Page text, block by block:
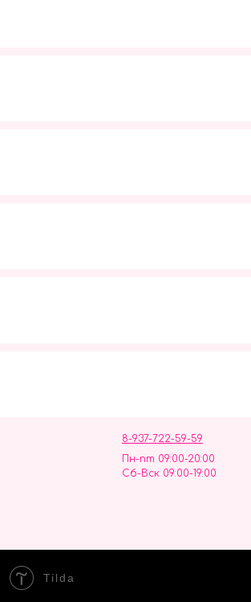
8-937-722-59-59
Пн-пт 09:00-20:00
Сб-Вск 09:00-19:00
Tilda